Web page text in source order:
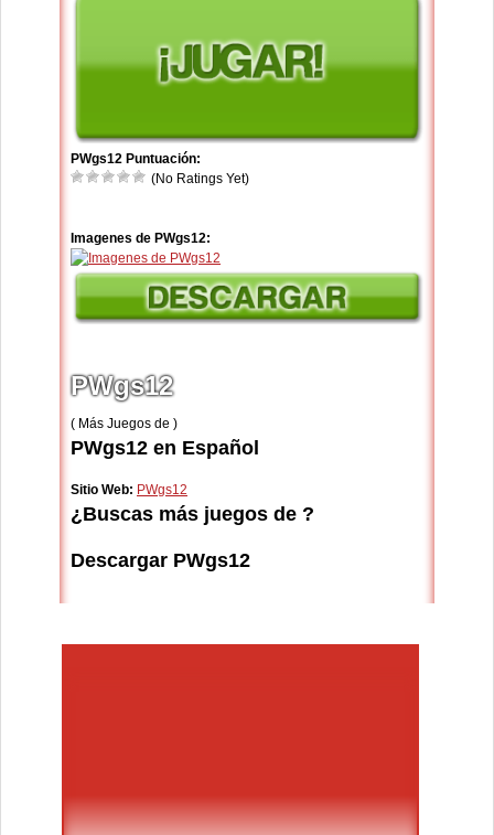
PWgs12 Puntuación:
(No Ratings Yet)
Imagenes de PWgs12:
PWgs12
( Más Juegos de )
PWgs12 en Español
Sitio Web: PWgs12
¿Buscas más juegos de ?
Descargar PWgs12